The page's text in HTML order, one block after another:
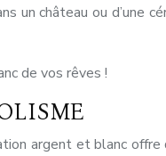
un château ou d’une
de vos rêves !
argent et blanc